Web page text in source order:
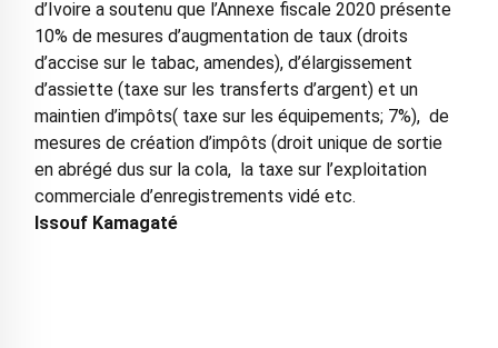
d’Ivoire a soutenu que l’Annexe fiscale 2020 présente
10% de mesures d’augmentation de taux (droits
d’accise sur le tabac, amendes), d’élargissement
d’assiette (taxe sur les transferts d’argent) et un
maintien d’impôts( taxe sur les équipements; 7%), de
mesures de création d’impôts (droit unique de sortie
en abrégé dus sur la cola, la taxe sur l’exploitation
commerciale d’enregistrements vidé etc.
Issouf Kamagaté